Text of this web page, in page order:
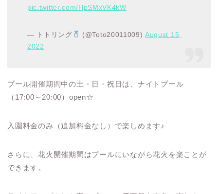
pic.twitter.com/HpSMxVK4kW
— トトリング (@Toto20011009)August 15,
2022
プール開催期間中の土・日・祝日は、ナイトプール
（17:00～20:00）open☆
入園料金のみ（追加料金なし）で楽しめます♪
さらに、花火開催期間はプールにいながら花火を楽ことが
できます。